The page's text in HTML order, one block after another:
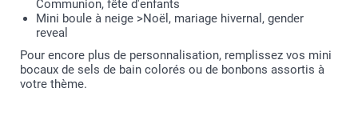
Communion, fête d'enfants
Mini boule à neige >Noël, mariage hivernal, gender
reveal
Pour encore plus de personnalisation, remplissez vos mini
bocaux de sels de bain colorés ou de bonbons assortis à
votre thème.